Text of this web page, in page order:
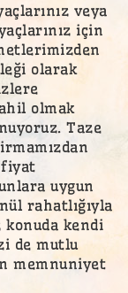
veya
için
olarak
olmak
Taze
fiyat
uygun
rahatlığıyla
kendi
de mutlu
memnuniyet